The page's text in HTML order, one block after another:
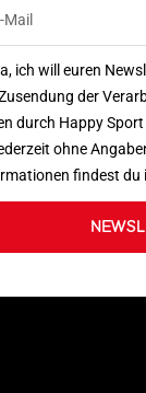
ich will euren
der
durch Happy
ohne
findest du